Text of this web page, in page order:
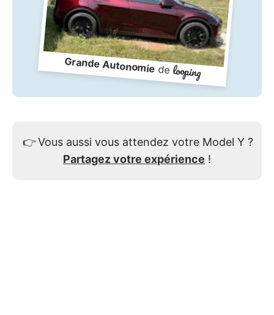
Grande Autonomiedelooping
👉Vous aussi vous attendez votre Model Y ?
Partagez votre expérience !